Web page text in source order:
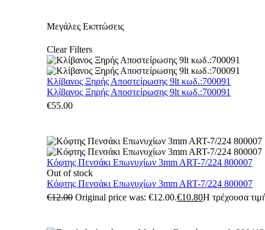
Μεγάλες Εκπτώσεις
Clear Filters
Κλίβανος Ξηρής Αποστείρωσης 9lt κωδ.:700091
Κλίβανος Ξηρής Αποστείρωσης 9lt κωδ.:700091
€55.00
Κόφτης Πενσάκι Επωνυχίων 3mm ART-7/224 800007
Out of stock
Κόφτης Πενσάκι Επωνυχίων 3mm ART-7/224 800007
€12.00 Original price was: €12.00.€10.80Η τρέχουσα